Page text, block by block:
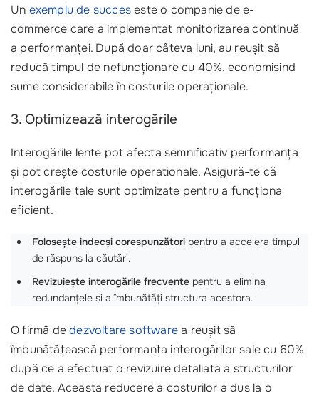
Un exemplu de succeseste o companie de e-
commerce care a implementat monitorizarea continuă
a performanței. După doar câteva luni, au reușit să
reducă timpul de nefuncționare cu 40%, economisind
sume considerabile în costurile operaționale.
3. Optimizează interogările
Interogările lente pot afecta semnificativ performanța
și pot crește costurile operationale. Asigură-te că
interogările tale sunt optimizate pentru a funcționa
eficient.
Folosește indecși corespunzători pentru a accelera timpul
de răspuns la căutări.
Revizuiește interogările frecvente pentru a elimina
redundanțele și a îmbunătăți structura acestora.
O firmă dedezvoltare softwarea reușit să
îmbunătățească performanța interogărilor sale cu 60%
după ce a efectuat o revizuire detaliată a structurilor
de date. Aceasta reducere a costurilor a dus la o